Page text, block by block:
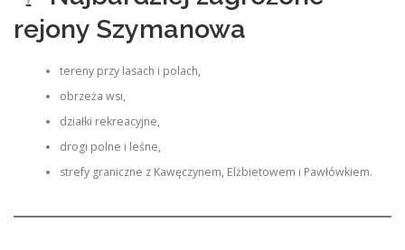
rejony Szymanowa
tereny przy lasach i polach,
obrzeża wsi,
działki rekreacyjne,
drogi polne i leśne,
strefy graniczne z Kawęczynem, Elżbietowem i Pawłówkiem.